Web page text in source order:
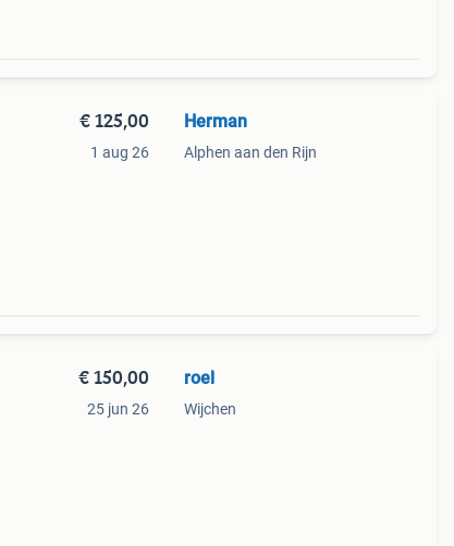
€ 125,00
1 aug 26
Herman
Alphen aan den Rijn
€ 150,00
25 jun 26
roel
Wijchen